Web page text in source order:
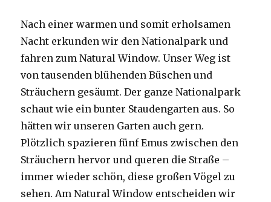
Nach einer warmen und somit erholsamen
Nacht erkunden wir den Nationalpark und
fahren zum Natural Window. Unser Weg ist
von tausenden blühenden Büschen und
Sträuchern gesäumt. Der ganze Nationalpark
schaut wie ein bunter Staudengarten aus. So
hätten wir unseren Garten auch gern.
Plötzlich spazieren fünf Emus zwischen den
Sträuchern hervor und queren die Straße –
immer wieder schön, diese großen Vögel zu
sehen. Am Natural Window entscheiden wir